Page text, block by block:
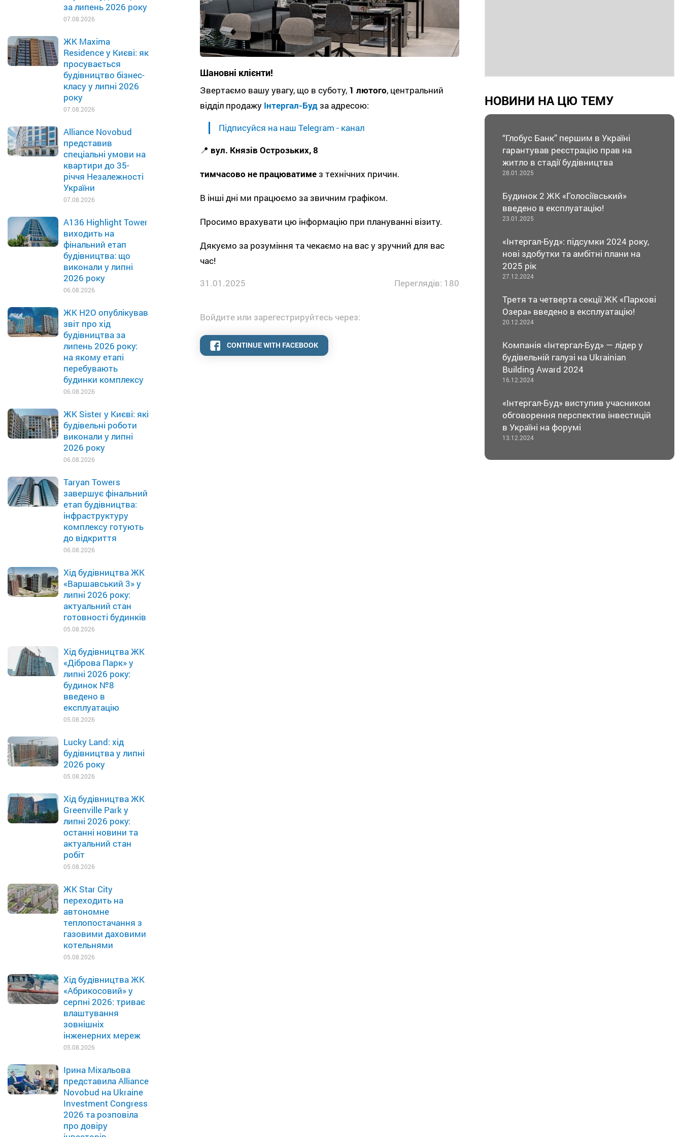
за липень 2026 року
07.08.2026
ЖК Maxima
Residence у Києві: як
просувається
будівництво бізнес-
класу у липні 2026
року
07.08.2026
Alliance Novobud
представив
спеціальні умови на
квартири до 35-
річчя Незалежності
України
07.08.2026
A136 Highlight Tower
виходить на
фінальний етап
будівництва: що
виконали у липні
2026 року
06.08.2026
ЖК H2O опублікував
звіт про хід
будівництва за
липень 2026 року:
на якому етапі
перебувають
будинки комплексу
06.08.2026
ЖК Sister у Києві: які
будівельні роботи
виконали у липні
2026 року
06.08.2026
Taryan Towers
завершує фінальний
етап будівництва:
інфраструктуру
комплексу готують
до відкриття
06.08.2026
Хід будівництва ЖК
«Варшавський 3» у
липні 2026 року:
актуальний стан
готовності будинків
05.08.2026
Хід будівництва ЖК
«Діброва Парк» у
липні 2026 року:
будинок №8
введено в
експлуатацію
05.08.2026
Lucky Land: хід
будівництва у липні
2026 року
05.08.2026
Хід будівництва ЖК
Greenville Park у
липні 2026 року:
останні новини та
актуальний стан
робіт
05.08.2026
ЖК Star City
переходить на
автономне
теплопостачання з
газовими даховими
котельнями
05.08.2026
Хід будівництва ЖК
«Абрикосовий» у
серпні 2026: триває
влаштування
зовнішніх
інженерних мереж
05.08.2026
Ірина Міхальова
представила Alliance
Novobud на Ukraine
Investment Congress
2026 та розповіла
про довіру
Шановні клієнти!
Звертаємо вашу увагу, що в суботу, 1 лютого, центральний
відділ продажу Інтергал-Будза адресою:
Підписуйся на наш Telegram - канал
📍 вул. Князів Острозьких, 8
тимчасово не працюватимез технічних причин.
В інші дні ми працюємо за звичним графіком.
Просимо врахувати цю інформацію при плануванні візиту.
Дякуємо за розуміння та чекаємо на вас у зручний для вас
час!
31.01.2025
Переглядів: 180
Войдите или зарегестрируйтесь через:
CONTINUE WITH FACEBOOK
НОВИНИ НА ЦЮ ТЕМУ
“Глобус Банк” першим в Україні
гарантував реєстрацію прав на
житло в стадії будівництва
28.01.2025
Будинок 2 ЖК «Голосiївський»
введено в експлуатацію!
23.01.2025
«Інтергал-Буд»: підсумки 2024 року,
нові здобутки та амбітні плани на
2025 рік
27.12.2024
Третя та четверта секції ЖК «Паркові
Озера» введено в експлуатацiю!
20.12.2024
Компанія «Інтергал-Буд» — лідер у
будівельній галузі на Ukrainian
Building Award 2024
16.12.2024
«Інтергал-Буд» виступив учасником
обговорення перспектив інвестицій
в Україні на форумі
13.12.2024